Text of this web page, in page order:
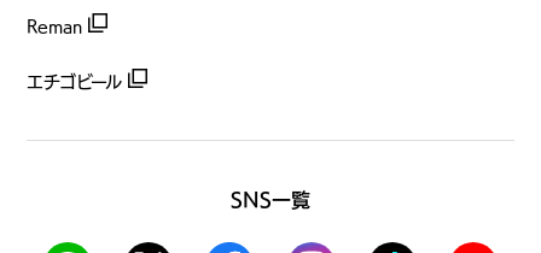
Reman
エチゴビール
SNS一覧